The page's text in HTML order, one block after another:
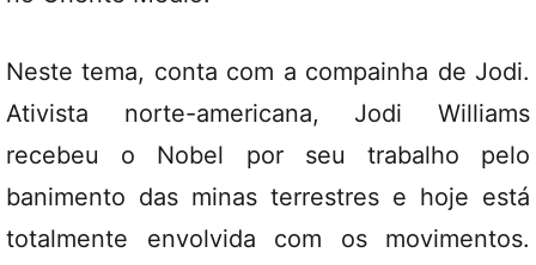
Neste tema, conta com a compainha de Jodi.
Ativista norte-americana, Jodi Williams
recebeu o Nobel por seu trabalho pelo
banimento das minas terrestres e hoje está
totalmente envolvida com os movimentos.